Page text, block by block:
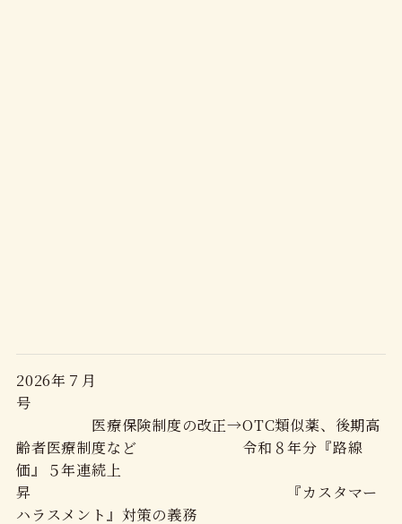
2026年７月
号
医療保険制度の改正→OTC類似薬、後期高
齢者医療制度など 令和８年分『路線
価』５年連続上
昇 『カスタマー
ハラスメント』対策の義務